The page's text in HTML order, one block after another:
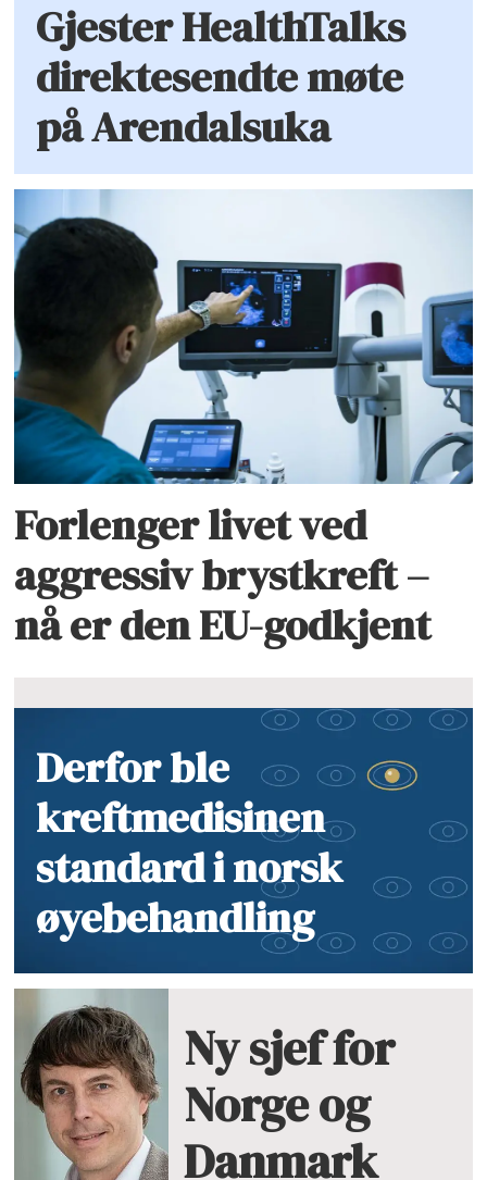
Gjester HealthTalks
direktesendte møte
på Arendalsuka
Forlenger livet ved
aggressiv brystkreft –
nå er den EU-godkjent
Derfor ble
kreftmedisinen
standard i norsk
øyebehandling
Ny sjef for
Norge og
Danmark